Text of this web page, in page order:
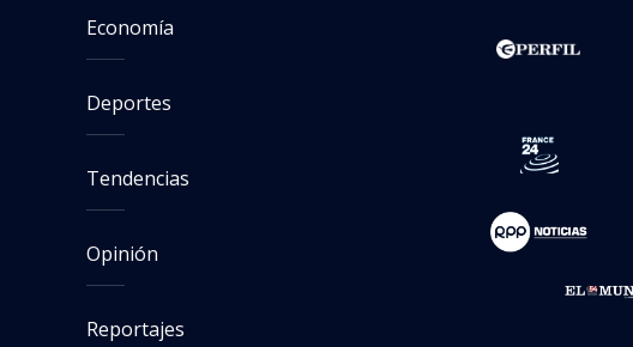
Economía
Deportes
Tendencias
Opinión
Reportajes